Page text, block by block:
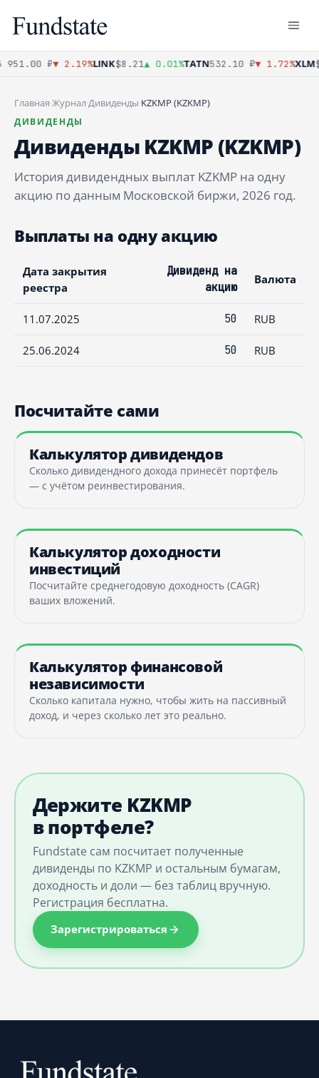
₽▼ 2.19%LINK$8.21▲ 0.01%TATN532.10 ₽▼ 1.72%XLM
Главная·Журнал·Дивиденды·KZKMP (KZKMP)
ДИВИДЕНДЫ
Дивиденды KZKMP (KZKMP)
История дивидендных выплат KZKMP на одну
акцию по данным Московской биржи, 2026 год.
Выплаты на одну акцию
Дата закрытия
реестра
Дивиденд на
акцию
Валюта
11.07.2025 50 RUB
25.06.2024 50 RUB
Посчитайте сами
Калькулятор дивидендов
Сколько дивидендного дохода принесёт портфель
— с учётом реинвестирования.
Калькулятор доходности
инвестиций
Посчитайте среднегодовую доходность (CAGR)
ваших вложений.
Калькулятор финансовой
независимости
Сколько капитала нужно, чтобы жить на пассивный
доход, и через сколько лет это реально.
Держите KZKMP
в портфеле?
Fundstate сам посчитает полученные
дивиденды по KZKMP и остальным бумагам,
доходность и доли — без таблиц вручную.
Регистрация бесплатна.
Зарегистрироваться